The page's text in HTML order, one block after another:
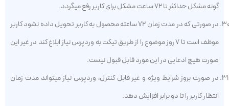
گونه مشکل حداکثر تا ۷۲ ساعت مشکل برای کاربر رفع میگردد.
در صورتی که در مدت زمان ۷۲ ساعته محصول به کاربر تحویل داده نشود کاربر
موظف است تا ۷ روز موضوع را از طریق تیکت به وردپرس نیاز ابلاغ کند در غیر این
صورت هیچ ادعایی در این مورد قابل قبول نیست.
در صورت بروز شرایط ویژه و غیر قابل کنترل، وردپرس نیاز میتواند مدت زمان
انتظار کاربر را تا دو برابر افزایش دهد.